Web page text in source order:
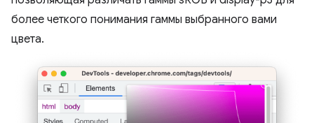
более четкого понимания гаммы выбранного вами
цвета.